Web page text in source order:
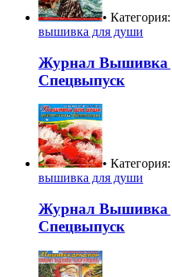
• Категория:
вышивка для души
Журнал Вышивка
Спецвыпуск
• Категория:
вышивка для души
Журнал Вышивка
Спецвыпуск